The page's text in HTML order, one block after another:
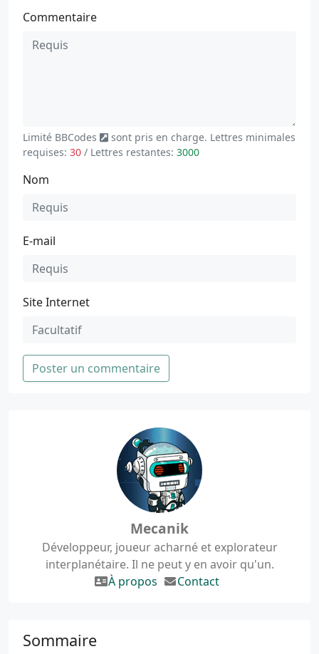
Commentaire
Limité BBCodes
sont pris en charge. Lettres minimales
requises: 30 / Lettres restantes: 3000
Nom
E-mail
Site Internet
Poster un commentaire
Mecanik
Développeur, joueur acharné et explorateur
interplanétaire. Il ne peut y en avoir qu'un.
À propos
Contact
Sommaire